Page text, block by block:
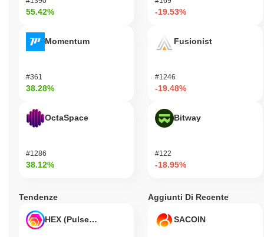
55.42%
Momentum
#361
38.28%
OctaSpace
#1286
38.12%
-19.53%
Fusionist
#1246
-19.48%
Bitway
#122
-18.95%
Tendenze
HEX (Pulsechain)
Aggiunti Di Recente
SACOIN